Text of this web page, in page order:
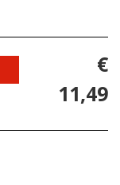
€
11,49